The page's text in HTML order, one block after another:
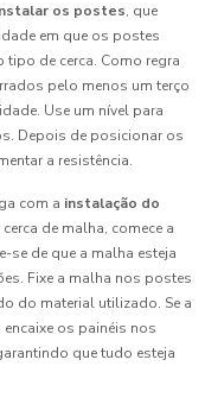
os postes, que
em que os postes
tipo de cerca. Como regra
pelo menos um terço
Use um nível para
Depois de posicionar os
a resistência.
com a instalação do
de malha, comece a
de que a malha esteja
Fixe a malha nos postes
do material utilizado. Se a
os painéis nos
que tudo esteja